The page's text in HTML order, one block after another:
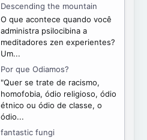
Descending the mountain
O que acontece quando você
administra psilocibina a
meditadores zen experientes?
Um...
Por que Odiamos?
"Quer se trate de racismo,
homofobia, ódio religioso, ódio
étnico ou ódio de classe, o
ódio...
fantastic fungi